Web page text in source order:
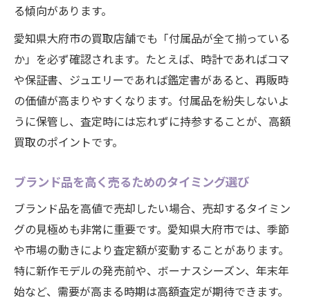
る傾向があります。
愛知県大府市の買取店舗でも「付属品が全て揃っている
か」を必ず確認されます。たとえば、時計であればコマ
や保証書、ジュエリーであれば鑑定書があると、再販時
の価値が高まりやすくなります。付属品を紛失しないよ
うに保管し、査定時には忘れずに持参することが、高額
買取のポイントです。
ブランド品を高く売るためのタイミング選び
ブランド品を高値で売却したい場合、売却するタイミン
グの見極めも非常に重要です。愛知県大府市では、季節
や市場の動きにより査定額が変動することがあります。
特に新作モデルの発売前や、ボーナスシーズン、年末年
始など、需要が高まる時期は高額査定が期待できます。